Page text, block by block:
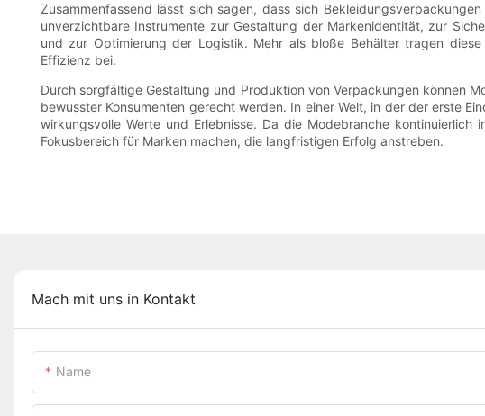
Zusammenfassend lässt sich sagen, dass sich
unverzichtbare Instrumente zur Gestaltung der Markenidentität, zur
und zur Optimierung der Logistik. Mehr als bloße Behälter tragen
Effizienz bei.
Durch sorgfältige Gestaltung und Produktion von Verpackungen können
bewusster Konsumenten gerecht werden. In einer Welt, in der der erste
wirkungsvolle Werte und Erlebnisse. Da die Modebranche
Fokusbereich für Marken machen, die langfristigen Erfolg anstreben.
Mach mit uns in Kontakt
Name